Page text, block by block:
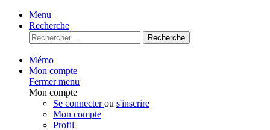
Menu
Recherche
Recherche
Mémo
Mon compte
Fermer menu
Mon compte
Se connecterou s'inscrire
Mon compte
Profil